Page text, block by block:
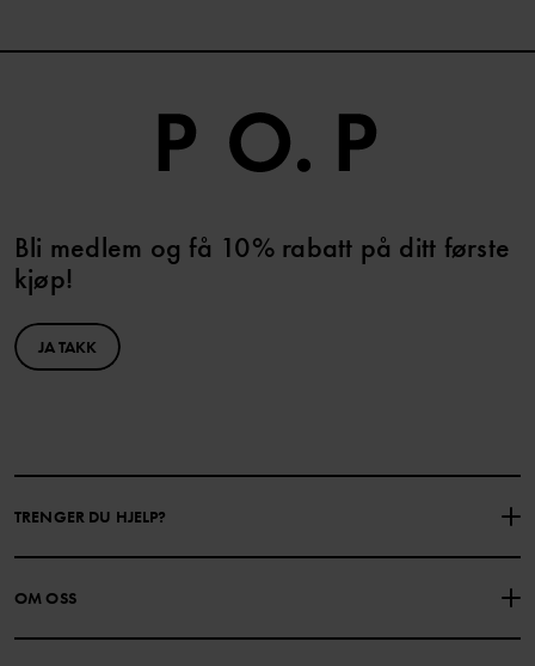
Bli medlem og få 10% rabatt på ditt første
kjøp!
JA TAKK
TRENGER DU HJELP?
KONTAKTE OSS
GAVEKORTSALDO KJØPSVILKÅR
OM OSS